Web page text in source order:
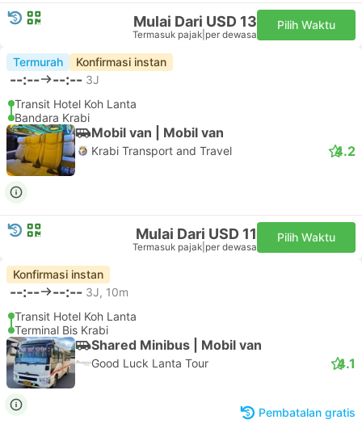
Mulai Dari USD 13
Termasuk pajak per dewasa
Pilih Waktu
Termurah Konfirmasi instan
--:-- --:-- 3J
Transit Hotel Koh Lanta
Bandara Krabi
Mobil van | Mobil van
Krabi Transport and Travel 4.2
Mulai Dari USD 11
Termasuk pajak per dewasa
Pilih Waktu
Konfirmasi instan
--:-- --:-- 3J, 10m
Transit Hotel Koh Lanta
Terminal Bis Krabi
Shared Minibus | Mobil van
Good Luck Lanta Tour 4.1
Pembatalan gratis